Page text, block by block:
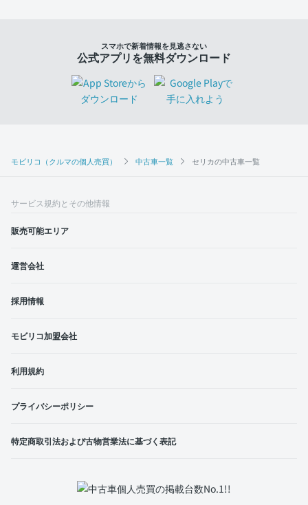
モビリコ（クルマの個人売買） 中古車一覧 セリカの中古車一覧
スマホで新着情報を見逃さない
公式アプリを無料ダウンロード
サービス規約とその他情報
販売可能エリア
運営会社
採用情報
モビリコ加盟会社
利用規約
プライバシーポリシー
特定商取引法および古物営業法に基づく表記